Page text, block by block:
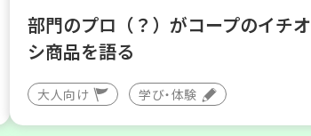
部門のプロ（？）がコープのイチオ
シ商品を語る
大人向け 学び・体験